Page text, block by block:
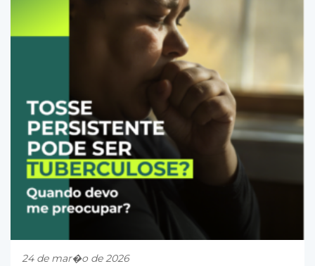
24 de mar�o de 2026